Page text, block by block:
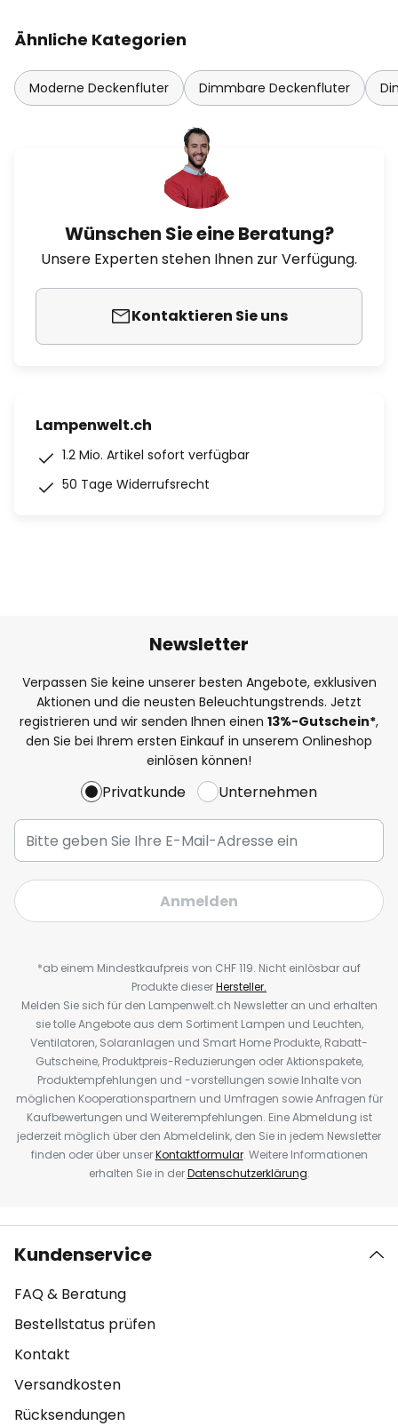
Ähnliche Kategorien
Moderne Deckenfluter Dimmbare Deckenfluter
Wünschen Sie eine Beratung?
Unsere Experten stehen Ihnen zur Verfügung.
Kontaktieren Sie uns
Lampenwelt.ch
1.2 Mio. Artikel sofort verfügbar
50 Tage Widerrufsrecht
Newsletter
Verpassen Sie keine unserer besten Angebote, exklusiven
Aktionen und die neusten Beleuchtungstrends. Jetzt
registrieren und wir senden Ihnen einen 13%-Gutschein*,
den Sie bei Ihrem ersten Einkauf in unserem Onlineshop
einlösen können!
Privatkunde Unternehmen
Anmelden
*ab einem Mindestkaufpreis von CHF 119. Nicht einlösbar auf
Produkte dieserHersteller.
Melden Sie sich für den Lampenwelt.ch Newsletter an und erhalten
sie tolle Angebote aus dem Sortiment Lampen und Leuchten,
Ventilatoren, Solaranlagen und Smart Home Produkte, Rabatt-
Gutscheine, Produktpreis-Reduzierungen oder Aktionspakete,
Produktempfehlungen und -vorstellungen sowie Inhalte von
möglichen Kooperationspartnern und Umfragen sowie Anfragen für
Kaufbewertungen und Weiterempfehlungen. Eine Abmeldung ist
jederzeit möglich über den Abmeldelink, den Sie in jedem Newsletter
finden oder über unserKontaktformular. Weitere Informationen
erhalten Sie in derDatenschutzerklärung.
Kundenservice
FAQ & Beratung
Bestellstatus prüfen
Kontakt
Versandkosten
Rücksendungen